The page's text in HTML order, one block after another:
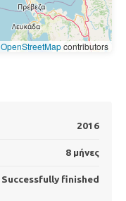
OpenStreetMapcontributors
2016
8 μήνες
Successfully finished